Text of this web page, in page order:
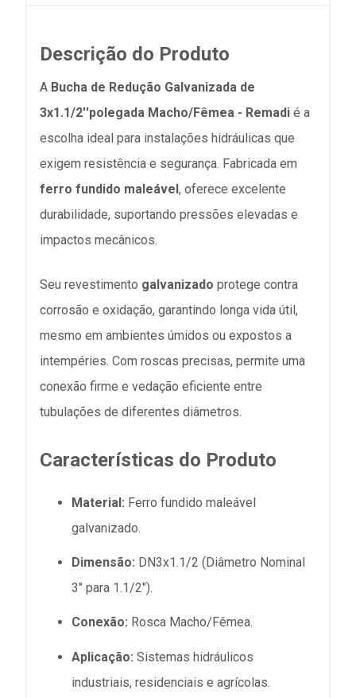
Descrição do Produto
A Bucha de Redução Galvanizada de
3x1.1/2''polegada Macho/Fêmea - Remadi é a
escolha ideal para instalações hidráulicas que
exigem resistência e segurança. Fabricada em
ferro fundido maleável, oferece excelente
durabilidade, suportando pressões elevadas e
impactos mecânicos.
Seu revestimento galvanizado protege contra
corrosão e oxidação, garantindo longa vida útil,
mesmo em ambientes úmidos ou expostos a
intempéries. Com roscas precisas, permite uma
conexão firme e vedação eficiente entre
tubulações de diferentes diâmetros.
Características do Produto
Material: Ferro fundido maleável
galvanizado.
Dimensão: DN3x1.1/2 (Diâmetro Nominal
3" para 1.1/2").
Conexão: Rosca Macho/Fêmea.
Aplicação: Sistemas hidráulicos
industriais, residenciais e agrícolas.